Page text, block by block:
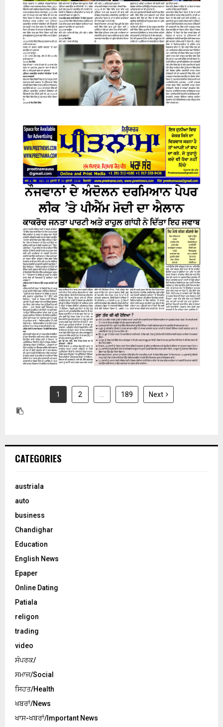
31 July 2026
24 July 2026
1 2 … 189 Next
CATEGORIES
austriala
auto
business
Chandighar
Education
English News
Epaper
Online Dating
Patiala
religon
trading
video
ਸੰਪਰਕ/
ਸਮਾਜ/Social
ਸਿਹਤ/Health
ਖਬਰਾਂ/News
ਖਾਸ-ਖਬਰਾਂ/Important News